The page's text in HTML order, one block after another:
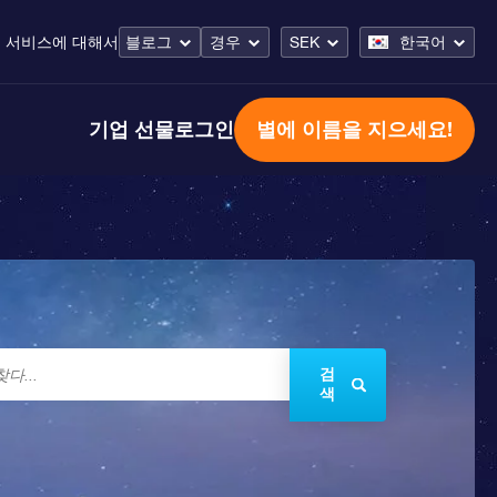
서비스에 대해서 블로그 경우 SEK 한국어
기업 선물로그인 별에 이름을 지으세요!
검
색